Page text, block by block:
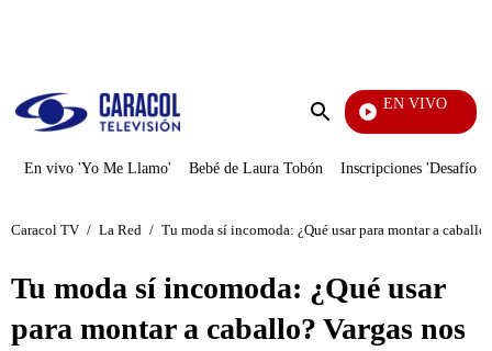
Enviar
EN VIVO
En vivo 'Yo Me Llamo' Bebé de Laura Tobón Inscripciones 'Desafío'
Caracol TV / La Red / Tu moda sí incomoda: ¿Qué usar para montar a
Tu moda sí incomoda: ¿Qué usar
para montar a caballo? Vargas nos